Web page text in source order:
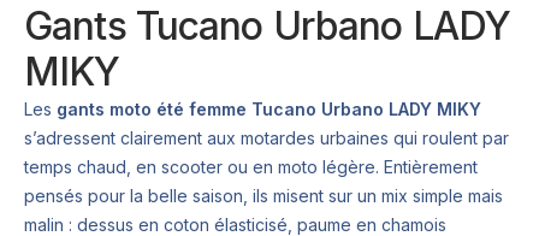
Gants Tucano Urbano LADY
MIKY
Les gants moto été femme Tucano Urbano LADY MIKY
s’adressent clairement aux motardes urbaines qui roulent par
temps chaud, en scooter ou en moto légère. Entièrement
pensés pour la belle saison, ils misent sur un mix simple mais
malin : dessus en coton élasticisé, paume en chamois